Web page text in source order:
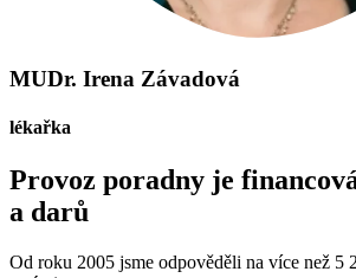
MUDr. Irena Závadová
lékařka
Provoz poradny je
a darů
Od roku 2005 jsme odpověděli na více než 5